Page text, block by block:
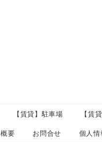
【賃貸】駐車場 【賃
要 お問合せ 個人情